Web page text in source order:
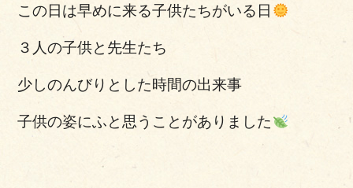
この日は早めに来る子供たちがいる日
３人の子供と先生たち
少しのんびりとした時間の出来事
子供の姿にふと思うことがありました